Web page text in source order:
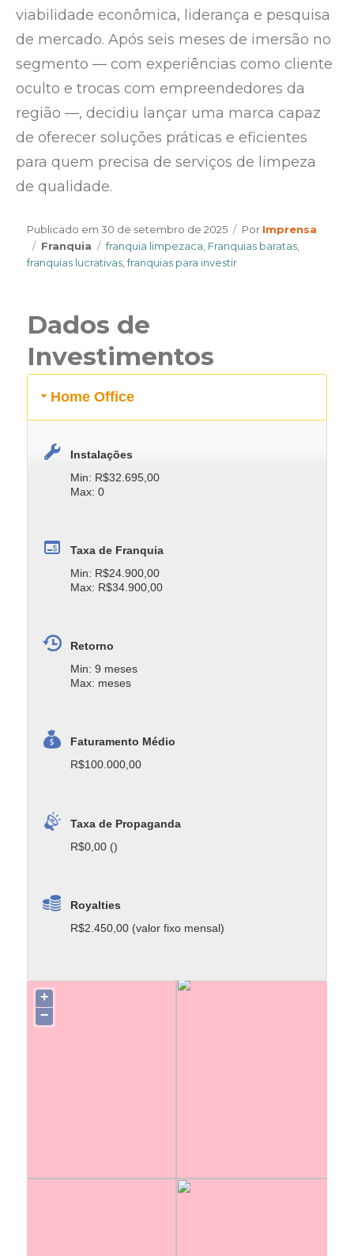
viabilidade econômica, liderança e pesquisa
de mercado. Após seis meses de imersão no
segmento — com experiências como cliente
oculto e trocas com empreendedores da
região —, decidiu lançar uma marca capaz
de oferecer soluções práticas e eficientes
para quem precisa de serviços de limpeza
de qualidade.
Publicado em30 de setembro de 2025 Por Author
Imprensa
Categories
Franquia Tags
franquia limpezaca Franquias baratas
franquias lucrativas ,franquias para investir
Dados de
Investimentos
Home Office
Instalações
Min: R$32.695,00
Max: 0
Taxa de Franquia
Min: R$24.900,00
Max: R$34.900,00
Retorno
Min: 9 meses
Max: meses
Faturamento Médio
R$100.000,00
Taxa de Propaganda
R$0,00 ()
Royalties
R$2.450,00 (valor fixo mensal)
+
−